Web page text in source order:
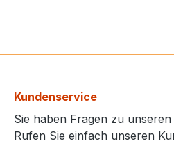
Kundenservice
Sie haben Fragen zu
Rufen Sie einfach unseren